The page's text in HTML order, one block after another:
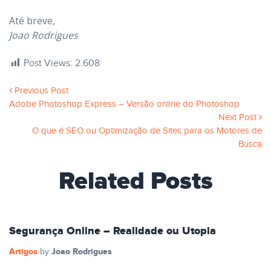
Até breve,
Joao Rodrigues
Post Views: 2.608
Previous Post
Adobe Photoshop Express – Versão online do Photoshop
Next Post
O que é SEO ou Optimização de Sites para os Motores de
Busca
Related Posts
Segurança Online – Realidade ou Utopia
Artigos by Joao Rodrigues